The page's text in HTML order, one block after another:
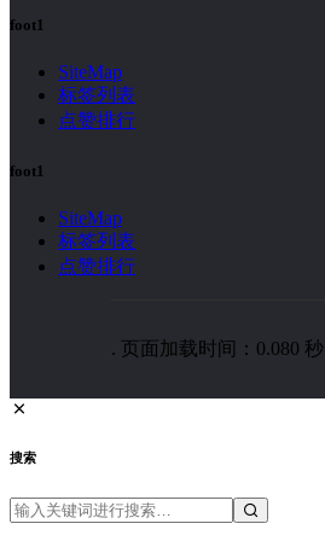
foot1
SiteMap
标签列表
点赞排行
foot1
SiteMap
标签列表
点赞排行
. 页面加载时间：0.080 秒
搜索